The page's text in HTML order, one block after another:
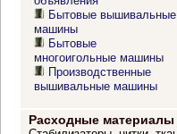
Бытовые вышивальные
машины
Бытовые
многоигольные машины
Производственные
вышивальные машины
Расходные